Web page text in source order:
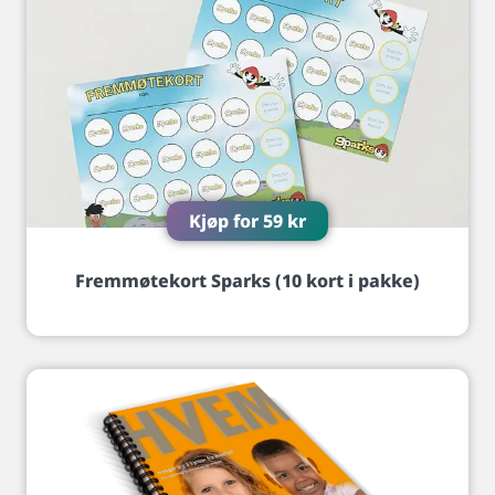
Kjøp for59 kr
Fremmøtekort Sparks (10 kort i pakke)